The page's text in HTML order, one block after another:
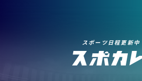
スポーツ日程更新中